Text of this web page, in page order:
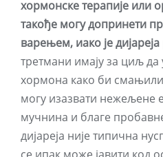
хормонске терапије или
такође могу допринети
варењем, иако је
третмани имају за циљ
хормона како би
могу изазвати нежељене
мучнина и благе
дијареја није типична